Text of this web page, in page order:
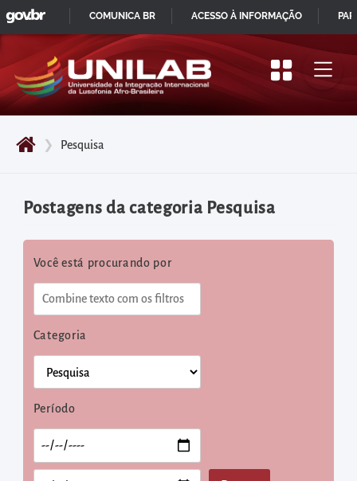
Pular
para
início
do
principal
Acessar
diretamente
o
menu
principal
Acessar
diretamente
área
para
realizar
buscas
❯ Pesquisa
Postagens da categoria Pesquisa
Você está procurando por
Categoria
Período
IR
PARA
CONTEÚDO
GOVBR
COMUNICA BR ACESSO À INFORMAÇÃO